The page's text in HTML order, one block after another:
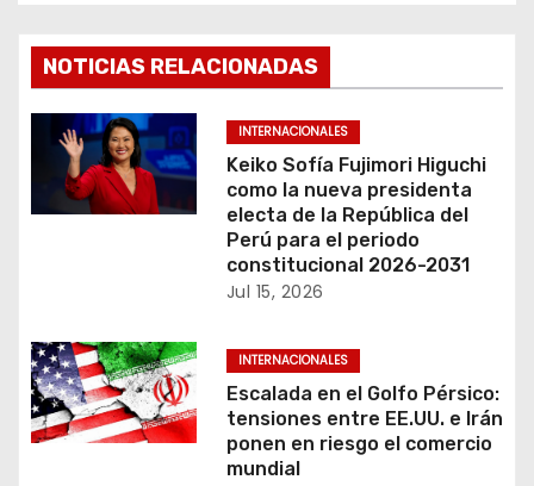
g
a
c
d
e
e
NOTICIAS RELACIONADAS
INTERNACIONALES
Keiko Sofía Fujimori Higuchi
como la nueva presidenta
electa de la República del
Perú para el periodo
constitucional 2026-2031
Jul 15, 2026
INTERNACIONALES
Escalada en el Golfo Pérsico:
tensiones entre EE.UU. e Irán
ponen en riesgo el comercio
mundial